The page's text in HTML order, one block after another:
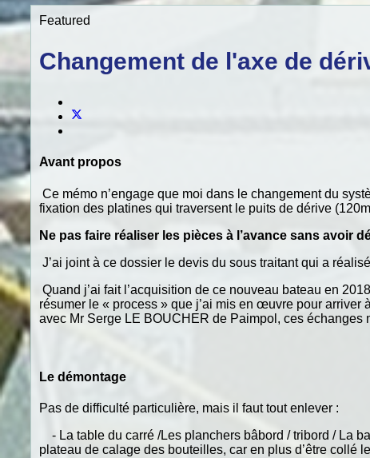
Featured
Changement de l'axe de
Avant propos
Ce mémo n’engage que moi dans le changement du
fixation des platines qui traversent le puits de dérive
Ne pas faire réaliser les pièces à l’avance sans avoir
J’ai joint à ce dossier le devis du sous traitant qui a
Quand j’ai fait l’acquisition de ce nouveau bateau en
résumer le « process » que j’ai mis en œuvre pour
avec Mr Serge LE BOUCHER de Paimpol, ces
Le démontage
Pas de difficulté particulière, mais il faut tout enlever :
- La table du carré /Les planchers bâbord / tribord / La
plateau de calage des bouteilles, car en plus d’être collé